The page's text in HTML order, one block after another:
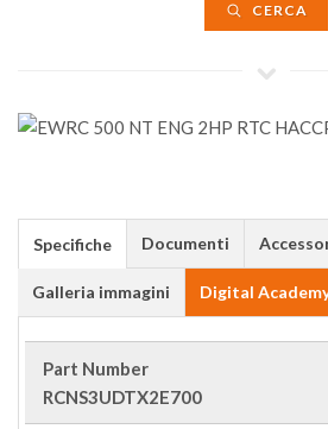
CERCA
Specifiche Documenti
Galleria immagini Digital
Part Number
RCNS3UDTX2E700